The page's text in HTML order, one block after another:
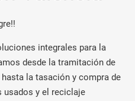
integrales para la
desde la tramitación de
la tasación y compra de
usados y el reciclaje